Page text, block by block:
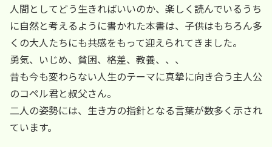
人間としてどう生きればいいのか、楽しく読んでいるうち
に自然と考えるように書かれた本書は、子供はもちろん多
くの大人たちにも共感をもって迎えられてきました。
勇気、いじめ、貧困、格差、教養、、、
昔も今も変わらない人生のテーマに真摯に向き合う主人公
のコペル君と叔父さん。
二人の姿勢には、生き方の指針となる言葉が数多く示され
ています。